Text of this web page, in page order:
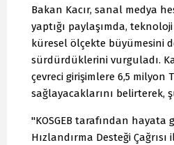
Bakan Kacır, sanal medya
yaptığı paylaşımda,
küresel ölçekte büyümesini
sürdürdüklerini vurguladı.
çevreci girişimlere 6,5 milyon
sağlayacaklarını belirterek,
"KOSGEB tarafından hayata
Hızlandırma Desteği